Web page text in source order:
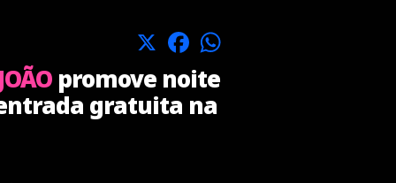
X Facebook
promove noite
gratuita na